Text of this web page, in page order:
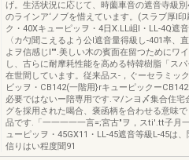
げ。生活状況に応じて、時薗車音の遮音寺級
のラインア‘ノブを惜えています。(スラブ厚l印
ク・40Xキューピッヲ・4日X.LL岨l・LL-4Q遮
〈カ勺聞こえるよう公l遮音量得級し-401率、
よヲ信感じI"".美しい木の賓面在留つためにワ
し、古らに耐摩耗性能を高める特韓樹脂「スパ
在世間しています。従来品ス-，ぐーセラミッ
ビッヲ・CB142(一階用}rキューピックー
必要ではないー陪専用です.マ/ンヨ〆集合住宅
グを採用された喝合、褒函柄を合わせる意味
品です.「一一一一一言=;宮古"ヲ，スti'.tt子月
ューピッヲ・45GX11・LL-45遮音等級L-45は
信りはい程度聞91